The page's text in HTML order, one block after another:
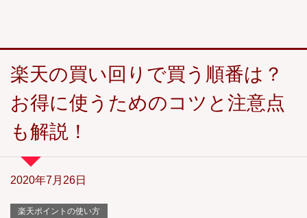
楽天の買い回りで買う順番は？
お得に使うためのコツと注意点
も解説！
2020年7月26日
楽天ポイントの使い方